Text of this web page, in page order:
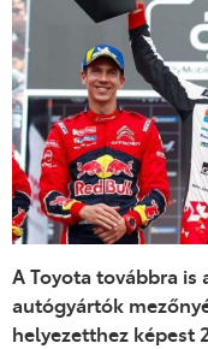
A Toyota továbbra is
autógyártók
helyezetthez képest